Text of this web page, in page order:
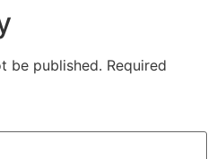
be published. Required